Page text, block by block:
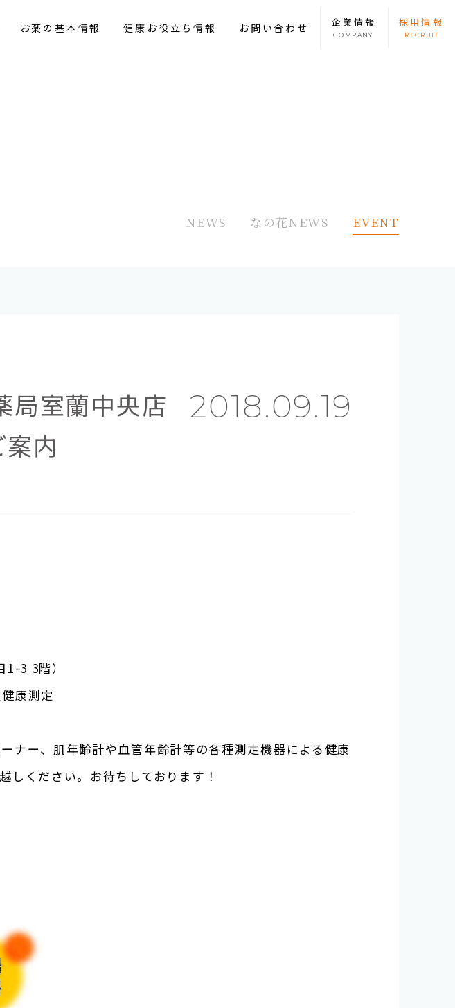
お薬の基本情報 健康お役立ち情報 お問い合わせ 企業情報
COMPANY
採用情報
RECRUIT
NEWS なの花NEWS EVENT
2018.09.19
局室蘭中央店
内
1-3 3階）
康測定
ナー、肌年齢計や血管年齢計等の各種測定機器による健康
越しください。お待ちしております！